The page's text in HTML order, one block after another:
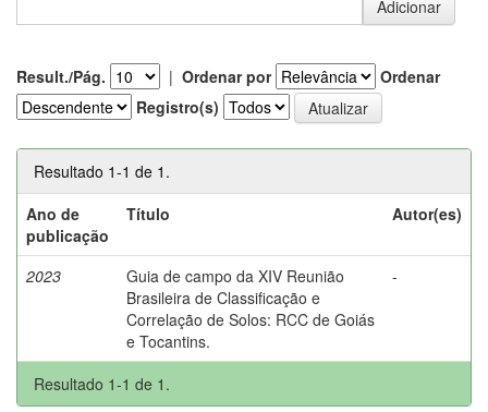
Result./Pág. | Ordenar por
Ordenar
Registro(s)
Resultado 1-1 de 1.
Ano de
publicação
Título Autor(es)
2023
Guia de campo da XIV Reunião
Brasileira de Classificação e
Correlação de Solos: RCC de Goiás
e Tocantins.
-
Resultado 1-1 de 1.